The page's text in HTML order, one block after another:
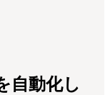
自動化し